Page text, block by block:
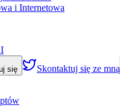
i Internetowa
się Skontaktuj się ze mną